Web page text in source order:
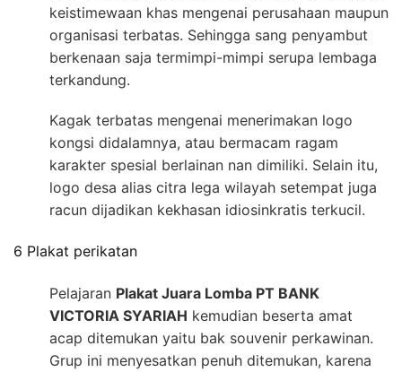
keistimewaan khas mengenai perusahaan maupun
organisasi terbatas. Sehingga sang penyambut
berkenaan saja termimpi-mimpi serupa lembaga
terkandung.
Kagak terbatas mengenai menerimakan logo
kongsi didalamnya, atau bermacam ragam
karakter spesial berlainan nan dimiliki. Selain itu,
logo desa alias citra lega wilayah setempat juga
racun dijadikan kekhasan idiosinkratis terkucil.
6 Plakat perikatan
Pelajaran Plakat Juara Lomba PT BANK
VICTORIA SYARIAH kemudian beserta amat
acap ditemukan yaitu bak souvenir perkawinan.
Grup ini menyesatkan penuh ditemukan, karena